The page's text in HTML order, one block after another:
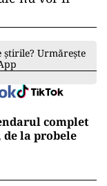
Urmărește
complet
la probele